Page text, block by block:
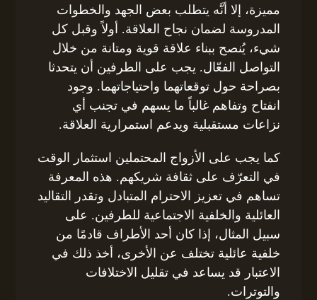
مميزة، إلا أنَّه يتطلب بعض الجهد والخطوات
المدروسة لضمان نجاح العلاقة. أولاً وقبل كل
شيء، يُنصح ببناء علاقة قوية ومتانة من خلال
التواصل الفعّال. يجب على الطرفين أن يتحدثا
بصراحة حول توقعاتهما واحتياجاتهما. وجود
انفتاح وتفاهم غالباً ما يسهم في تجنب أي
نزاعات مستقبلية ويدعم استمرارية العلاقة.
كما يجب على الأزواج المحتملين استثمار الوقت
في التعرّف على ثقافة شريكهم. هذه المعرفة
تساهم في تعزيز الاحترام المتبادل وتقدر التقاليد
العائلية والخلفية الاجتماعية للطرفين. على
سبيل المثال، إذا كان أحد الأطراف قادمًا من
خلفية عائلية تختلف عن الأخرى، أخذ ذلك في
الاعتبار قد يساعد في تقليل الاختلافات
والتوترات.